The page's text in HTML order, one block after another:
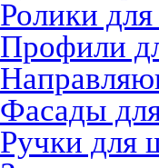
Ролики
Профили
Фасады
Ручки для